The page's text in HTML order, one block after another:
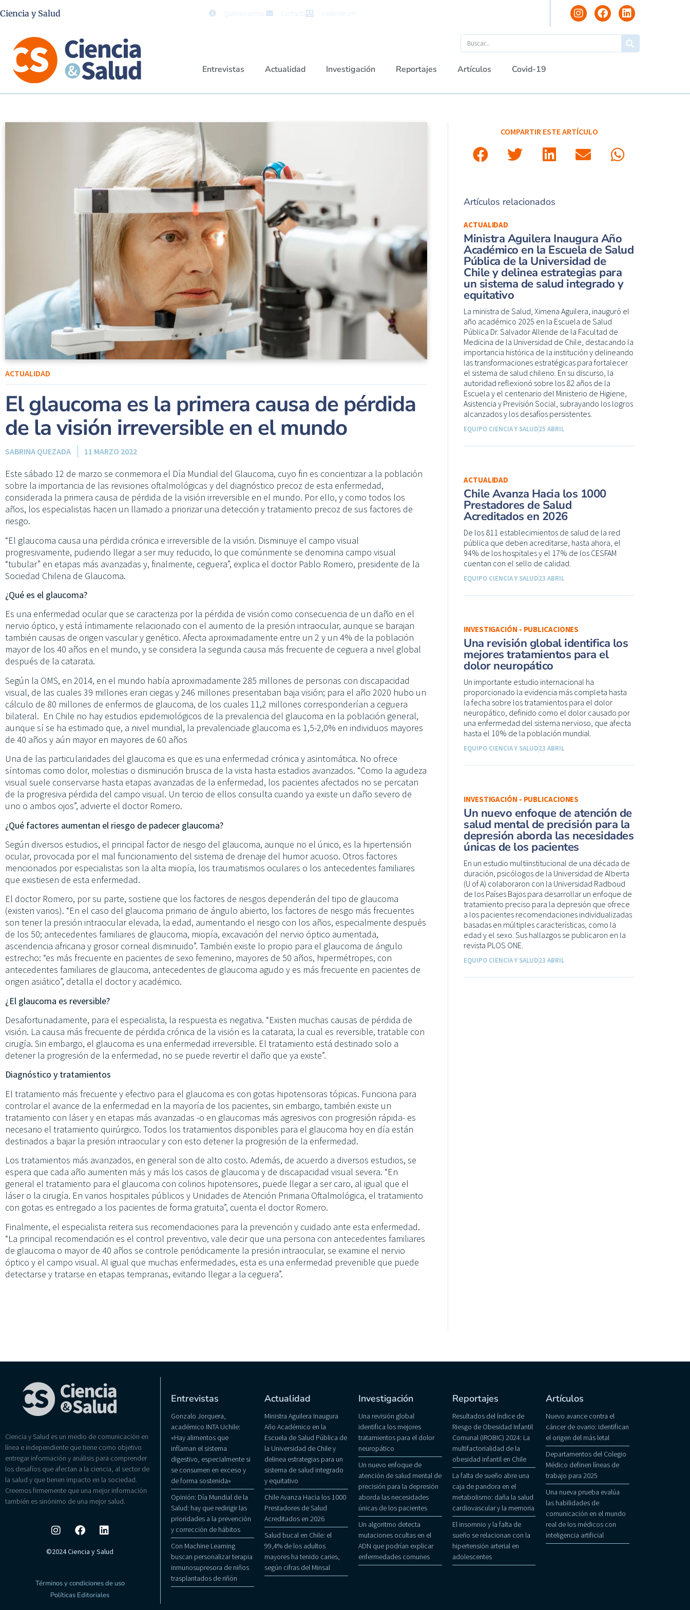
Ciencia y Salud Quiénes somos Contacto Vademécum
Entrevistas Actualidad Investigación Reportajes Artículos Covid-19
ACTUALIDAD
El glaucoma es la primera causa de pérdida
de la visión irreversible en el mundo
SABRINA QUEZADA 11 MARZO 2022
Este sábado 12 de marzo se conmemora el Día Mundial del Glaucoma, cuyo fin es concientizar a la población
sobre la importancia de las revisiones oftalmológicas y del diagnóstico precoz de esta enfermedad,
considerada la primera causa de pérdida de la visión irreversible en el mundo. Por ello, y como todos los
años, los especialistas hacen un llamado a priorizar una detección y tratamiento precoz de sus factores de
riesgo.
“El glaucoma causa una pérdida crónica e irreversible de la visión. Disminuye el campo visual
progresivamente, pudiendo llegar a ser muy reducido, lo que comúnmente se denomina campo visual
“tubular” en etapas más avanzadas y, finalmente, ceguera”, explica el doctor Pablo Romero, presidente de la
Sociedad Chilena de Glaucoma.
¿Qué es el glaucoma?
Es una enfermedad ocular que se caracteriza por la pérdida de visión como consecuencia de un daño en el
nervio óptico, y está íntimamente relacionado con el aumento de la presión intraocular, aunque se barajan
también causas de origen vascular y genético. Afecta aproximadamente entre un 2 y un 4% de la población
mayor de los 40 años en el mundo, y se considera la segunda causa más frecuente de ceguera a nivel global
después de la catarata.
Según la OMS, en 2014, en el mundo había aproximadamente 285 millones de personas con discapacidad
visual, de las cuales 39 millones eran ciegas y 246 millones presentaban baja visión; para el año 2020 hubo un
cálculo de 80 millones de enfermos de glaucoma, de los cuales 11,2 millones corresponderían a ceguera
bilateral. En Chile no hay estudios epidemiológicos de la prevalencia del glaucoma en la población general,
aunque sí se ha estimado que, a nivel mundial, la prevalenciade glaucoma es 1,5-2,0% en individuos mayores
de 40 años y aún mayor en mayores de 60 años
Una de las particularidades del glaucoma es que es una enfermedad crónica y asintomática. No ofrece
síntomas como dolor, molestias o disminución brusca de la vista hasta estadios avanzados. “Como la agudeza
visual suele conservarse hasta etapas avanzadas de la enfermedad, los pacientes afectados no se percatan
de la progresiva pérdida del campo visual. Un tercio de ellos consulta cuando ya existe un daño severo de
uno o ambos ojos”, advierte el doctor Romero.
¿Qué factores aumentan el riesgo de padecer glaucoma?
Según diversos estudios, el principal factor de riesgo del glaucoma, aunque no el único, es la hipertensión
ocular, provocada por el mal funcionamiento del sistema de drenaje del humor acuoso. Otros factores
mencionados por especialistas son la alta miopía, los traumatismos oculares o los antecedentes familiares
que existiesen de esta enfermedad.
El doctor Romero, por su parte, sostiene que los factores de riesgos dependerán del tipo de glaucoma
(existen varios). “En el caso del glaucoma primario de ángulo abierto, los factores de riesgo más frecuentes
son tener la presión intraocular elevada, la edad, aumentando el riesgo con los años, especialmente después
de los 50; antecedentes familiares de glaucoma, miopía, excavación del nervio óptico aumentada,
ascendencia africana y grosor corneal disminuido”. También existe lo propio para el glaucoma de ángulo
estrecho: “es más frecuente en pacientes de sexo femenino, mayores de 50 años, hipermétropes, con
antecedentes familiares de glaucoma, antecedentes de glaucoma agudo y es más frecuente en pacientes de
origen asiático”, detalla el doctor y académico.
¿El glaucoma es reversible?
Desafortunadamente, para el especialista, la respuesta es negativa. “Existen muchas causas de pérdida de
visión. La causa más frecuente de pérdida crónica de la visión es la catarata, la cual es reversible, tratable con
cirugía. Sin embargo, el glaucoma es una enfermedad irreversible. El tratamiento está destinado solo a
detener la progresión de la enfermedad, no se puede revertir el daño que ya existe”.
Diagnóstico y tratamientos
El tratamiento más frecuente y efectivo para el glaucoma es con gotas hipotensoras tópicas. Funciona para
controlar el avance de la enfermedad en la mayoría de los pacientes, sin embargo, también existe un
tratamiento con láser y en etapas más avanzadas -o en glaucomas más agresivos con progresión rápida- es
necesario el tratamiento quirúrgico. Todos los tratamientos disponibles para el glaucoma hoy en día están
destinados a bajar la presión intraocular y con esto detener la progresión de la enfermedad.
Los tratamientos más avanzados, en general son de alto costo. Además, de acuerdo a diversos estudios, se
espera que cada año aumenten más y más los casos de glaucoma y de discapacidad visual severa. “En
general el tratamiento para el glaucoma con colirios hipotensores, puede llegar a ser caro, al igual que el
láser o la cirugía. En varios hospitales públicos y Unidades de Atención Primaria Oftalmológica, el tratamiento
con gotas es entregado a los pacientes de forma gratuita”, cuenta el doctor Romero.
Finalmente, el especialista reitera sus recomendaciones para la prevención y cuidado ante esta enfermedad.
“La principal recomendación es el control preventivo, vale decir que una persona con antecedentes familiares
de glaucoma o mayor de 40 años se controle periódicamente la presión intraocular, se examine el nervio
óptico y el campo visual. Al igual que muchas enfermedades, esta es una enfermedad prevenible que puede
detectarse y tratarse en etapas tempranas, evitando llegar a la ceguera”.
COMPARTIR ESTE ARTÍCULO
Artículos relacionados
ACTUALIDAD
Ministra Aguilera Inaugura Año
Académico en la Escuela de Salud
Pública de la Universidad de
Chile y delinea estrategias para
un sistema de salud integrado y
equitativo
La ministra de Salud, Ximena Aguilera, inauguró el
año académico 2025 en la Escuela de Salud
Pública Dr. Salvador Allende de la Facultad de
Medicina de la Universidad de Chile, destacando la
importancia histórica de la institución y delineando
las transformaciones estratégicas para fortalecer
el sistema de salud chileno. En su discurso, la
autoridad reflexionó sobre los 82 años de la
Escuela y el centenario del Ministerio de Higiene,
Asistencia y Previsión Social, subrayando los logros
alcanzados y los desafíos persistentes.
EQUIPO CIENCIA Y SALUD25 ABRIL
ACTUALIDAD
Chile Avanza Hacia los 1000
Prestadores de Salud
Acreditados en 2026
De los 811 establecimientos de salud de la red
pública que deben acreditarse, hasta ahora, el
94% de los hospitales y el 17% de los CESFAM
cuentan con el sello de calidad.
EQUIPO CIENCIA Y SALUD23 ABRIL
INVESTIGACIÓN - PUBLICACIONES
Una revisión global identifica los
mejores tratamientos para el
dolor neuropático
Un importante estudio internacional ha
proporcionado la evidencia más completa hasta
la fecha sobre los tratamientos para el dolor
neuropático, definido como el dolor causado por
una enfermedad del sistema nervioso, que afecta
hasta el 10% de la población mundial.
EQUIPO CIENCIA Y SALUD23 ABRIL
INVESTIGACIÓN - PUBLICACIONES
Un nuevo enfoque de atención de
salud mental de precisión para la
depresión aborda las necesidades
únicas de los pacientes
En un estudio multiinstitucional de una década de
duración, psicólogos de la Universidad de Alberta
(U of A) colaboraron con la Universidad Radboud
de los Países Bajos para desarrollar un enfoque de
tratamiento preciso para la depresión que ofrece
a los pacientes recomendaciones individualizadas
basadas en múltiples características, como la
edad y el sexo. Sus hallazgos se publicaron en la
revista PLOS ONE.
EQUIPO CIENCIA Y SALUD23 ABRIL
Ciencia y Salud es un medio de comunicación en
línea e independiente que tiene como objetivo
entregar información y análisis para comprender
los desafíos que afectan a la ciencia, al sector de
la salud y que tienen impacto en la sociedad.
Creemos firmemente que una mejor información
también es sinónimo de una mejor salud.
©2024 Ciencia y Salud
Términos y condiciones de uso
Políticas Editoriales
Entrevistas
Gonzalo Jorquera,
académico INTA Uchile:
«Hay alimentos que
inflaman el sistema
digestivo, especialmente si
se consumen en exceso y
de forma sostenida»
Opinión: Día Mundial de la
Salud: hay que redirigir las
prioridades a la prevención
y corrección de hábitos
Con Machine Learning
buscan personalizar terapia
inmunosupresora de niños
trasplantados de riñón
Actualidad
Ministra Aguilera Inaugura
Año Académico en la
Escuela de Salud Pública de
la Universidad de Chile y
delinea estrategias para un
sistema de salud integrado
y equitativo
Chile Avanza Hacia los 1000
Prestadores de Salud
Acreditados en 2026
Salud bucal en Chile: el
99,4% de los adultos
mayores ha tenido caries,
según cifras del Minsal
Investigación
Una revisión global
identifica los mejores
tratamientos para el dolor
neuropático
Un nuevo enfoque de
atención de salud mental de
precisión para la depresión
aborda las necesidades
únicas de los pacientes
Un algoritmo detecta
mutaciones ocultas en el
ADN que podrían explicar
enfermedades comunes
Reportajes
Resultados del Índice de
Riesgo de Obesidad Infantil
Comunal (IROBIC) 2024: La
multifactorialidad de la
obesidad infantil en Chile
La falta de sueño abre una
caja de pandora en el
metabolismo: daña la salud
cardiovascular y la memoria
El insomnio y la falta de
sueño se relacionan con la
hipertensión arterial en
adolescentes
Artículos
Nuevo avance contra el
cáncer de ovario: identifican
el origen del más letal
Departamentos del Colegio
Médico definen líneas de
trabajo para 2025
Una nueva prueba evalúa
las habilidades de
comunicación en el mundo
real de los médicos con
inteligencia artificial